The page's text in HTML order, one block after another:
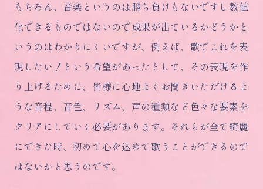
もちろん、音楽というのは勝ち負けもないですし数値
化できるものではないので成果が出ているかどうかと
いうのはわかりにくいですが、例えば、歌でこれを表
現したい！という希望があったとして、その表現を作
り上げるために、皆様に心地よくお聞きいただけるよ
うな音程、音色、リズム、声の種類など色々な要素を
クリアにしていく必要があります。それらが全て綺麗
にできた時、初めて心を込めて歌うことができるので
はないかと思うのです。